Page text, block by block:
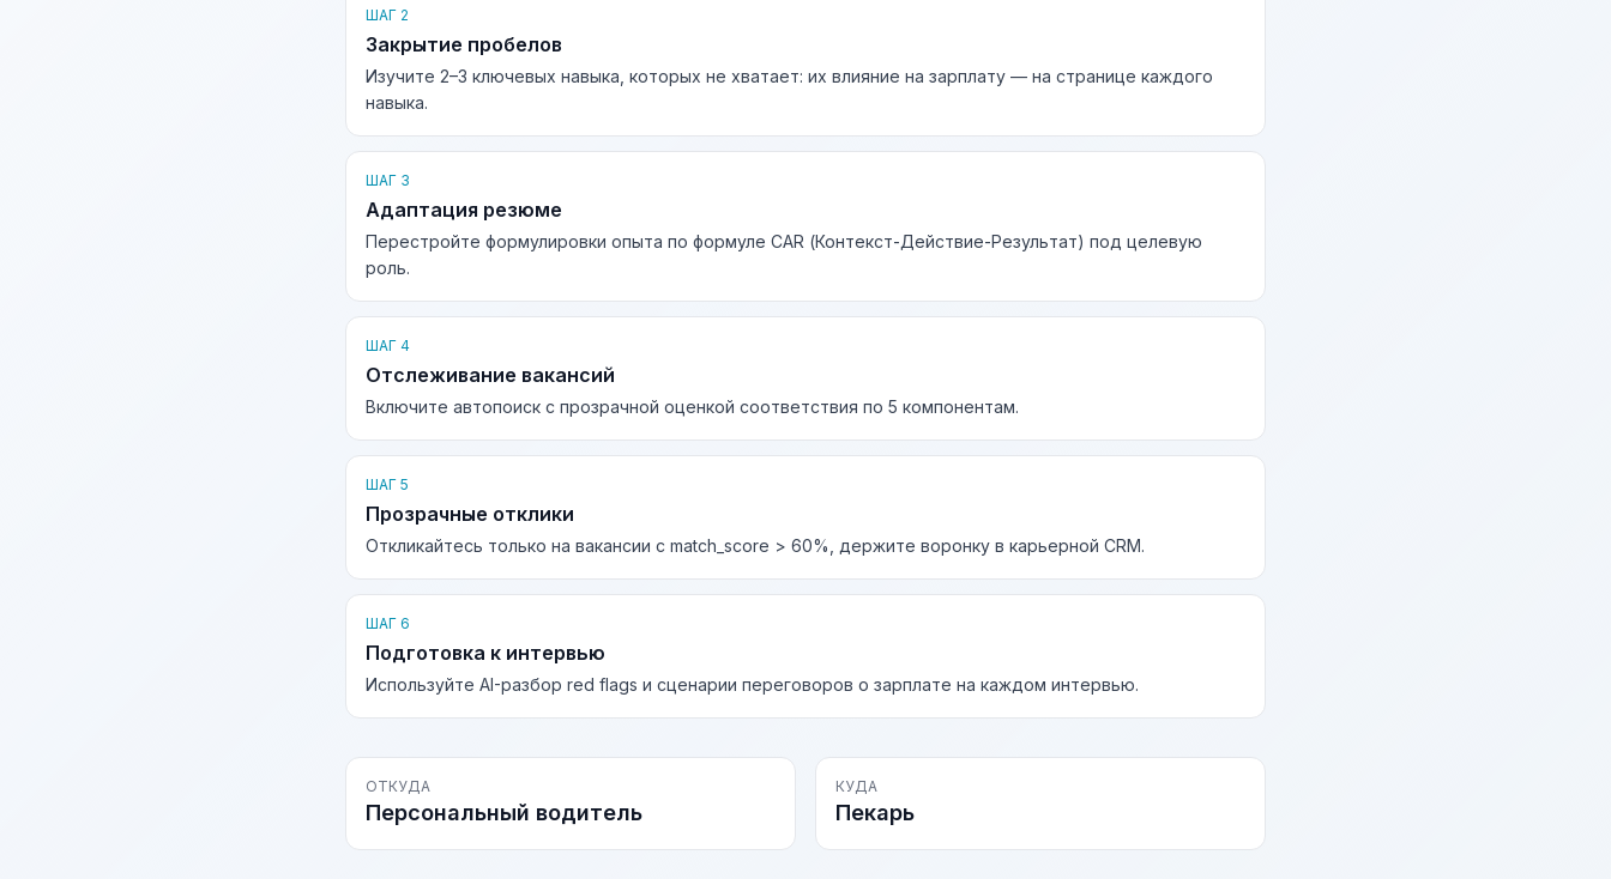
ШАГ 2
Закрытие пробелов
Изучите 2–3 ключевых навыка, которых не хватает: их влияние на зарплату — на странице каждого
навыка.
ШАГ 3
Адаптация резюме
Перестройте формулировки опыта по формуле CAR (Контекст-Действие-Результат) под целевую
роль.
ШАГ 4
Отслеживание вакансий
Включите автопоиск с прозрачной оценкой соответствия по 5 компонентам.
ШАГ 5
Прозрачные отклики
Откликайтесь только на вакансии с match_score > 60%, держите воронку в карьерной CRM.
ШАГ 6
Подготовка к интервью
Используйте AI-разбор red flags и сценарии переговоров о зарплате на каждом интервью.
ОТКУДА
Персональный водитель
КУДА
Пекарь